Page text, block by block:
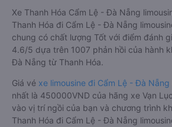
Xe Thanh Hóa Cẩm Lệ - Đà Nẵng
Thanh Hóa đi Cẩm Lệ - Đà Nẵng
chung có chất lượng Tốt với điểm đánh
4.6/5 dựa trên 1007 phản hồi của hành
Đà Nẵng từ Thanh Hóa.
Giá vé xe limousine đi Cẩm Lệ - Đà
nhất là 450000VND của hãng xe Vạn
vào vị trí ngồi của bạn và chương trình
Thanh Hóa đi Cẩm Lệ - Đà Nẵng